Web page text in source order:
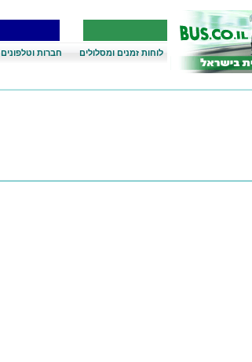
לוחות זמנים ומסלולים חברות וטלפונים